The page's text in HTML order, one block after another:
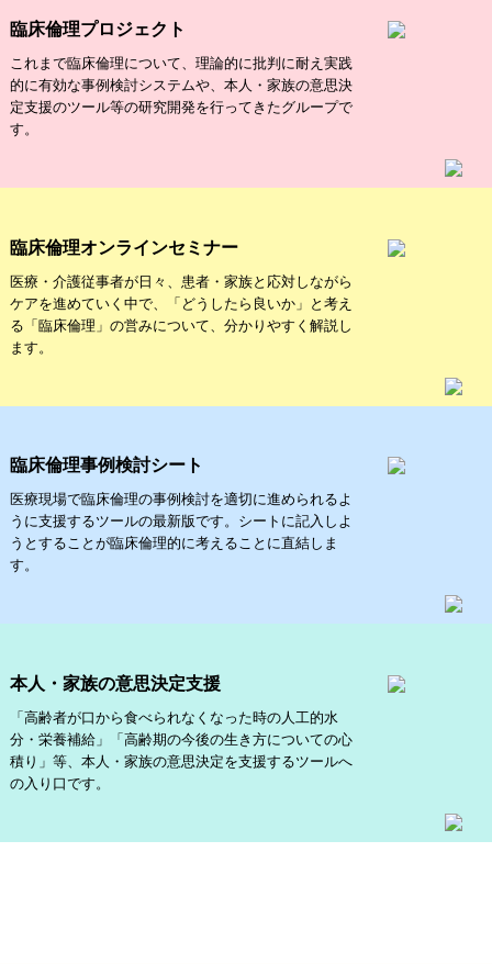
臨床倫理プロジェクト
これまで臨床倫理について、理論的に批判に耐え実践
的に有効な事例検討システムや、本人・家族の意思決
定支援のツール等の研究開発を行ってきたグループで
す。
臨床倫理オンラインセミナー
医療・介護従事者が日々、患者・家族と応対しながら
ケアを進めていく中で、「どうしたら良いか」と考え
る「臨床倫理」の営みについて、分かりやすく解説し
ます。
臨床倫理事例検討シート
医療現場で臨床倫理の事例検討を適切に進められるよ
うに支援するツールの最新版です。シートに記入しよ
うとすることが臨床倫理的に考えることに直結しま
す。
本人・家族の意思決定支援
「高齢者が口から食べられなくなった時の人工的水
分・栄養補給」「高齢期の今後の生き方についての心
積り」等、本人・家族の意思決定を支援するツールへ
の入り口です。